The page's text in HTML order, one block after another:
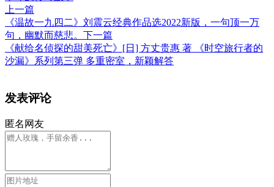
上一篇
《温故一九四二》刘震云经典作品选2022新版，一句顶一万
句，幽默而慈悲。 下一篇
《献给名侦探的甜美死亡》[日] 方丈贵惠 著 《时空旅行者的
沙漏》系列第三弹 多重密室，新颖解答
发表评论
匿名网友